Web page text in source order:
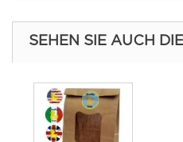
SEHEN SIE AUCH